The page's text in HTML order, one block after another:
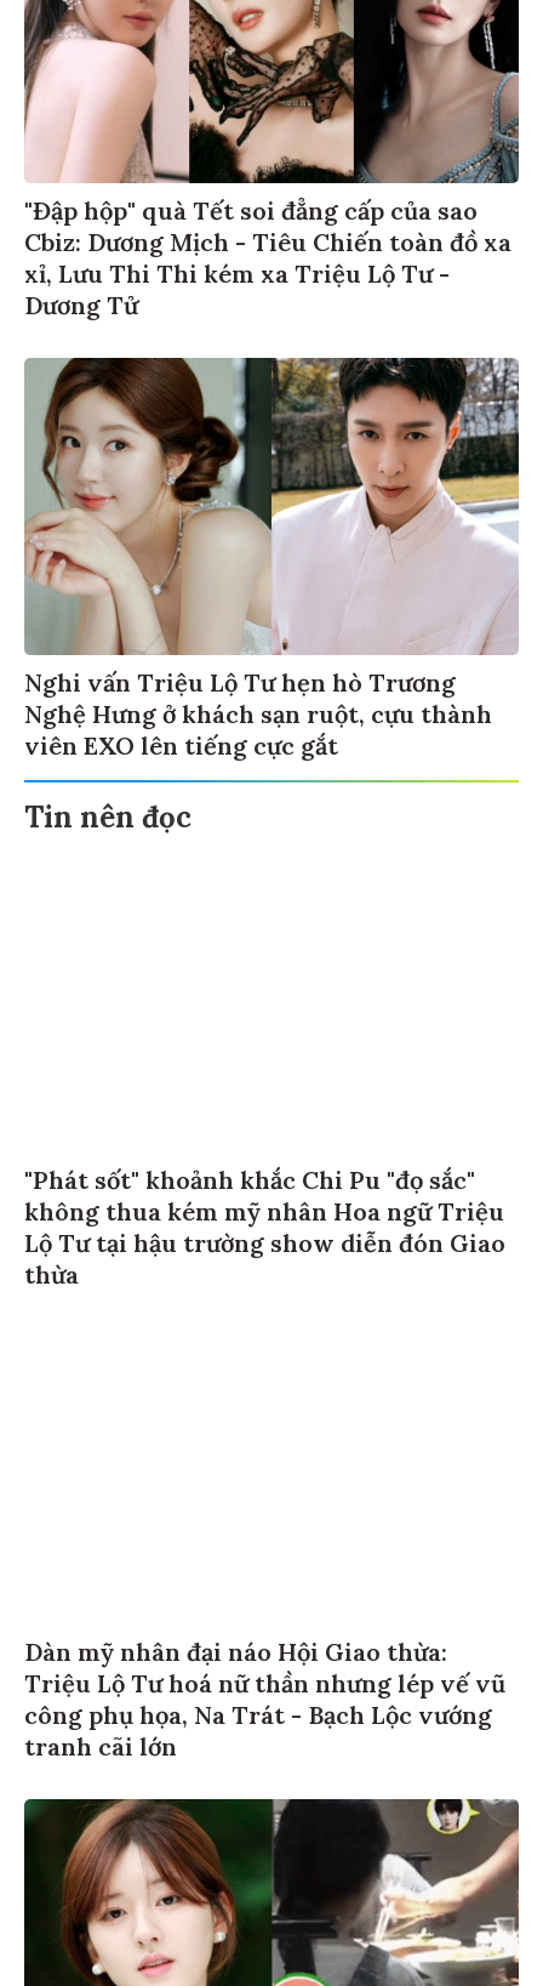
"Đập hộp" quà Tết soi đẳng cấp của sao
Cbiz: Dương Mịch - Tiêu Chiến toàn đồ xa
xỉ, Lưu Thi Thi kém xa Triệu Lộ Tư -
Dương Tử
Nghi vấn Triệu Lộ Tư hẹn hò Trương
Nghệ Hưng ở khách sạn ruột, cựu thành
viên EXO lên tiếng cực gắt
Tin nên đọc
"Phát sốt" khoảnh khắc Chi Pu "đọ sắc"
không thua kém mỹ nhân Hoa ngữ Triệu
Lộ Tư tại hậu trường show diễn đón Giao
thừa
Dàn mỹ nhân đại náo Hội Giao thừa:
Triệu Lộ Tư hoá nữ thần nhưng lép vế vũ
công phụ họa, Na Trát - Bạch Lộc vướng
tranh cãi lớn